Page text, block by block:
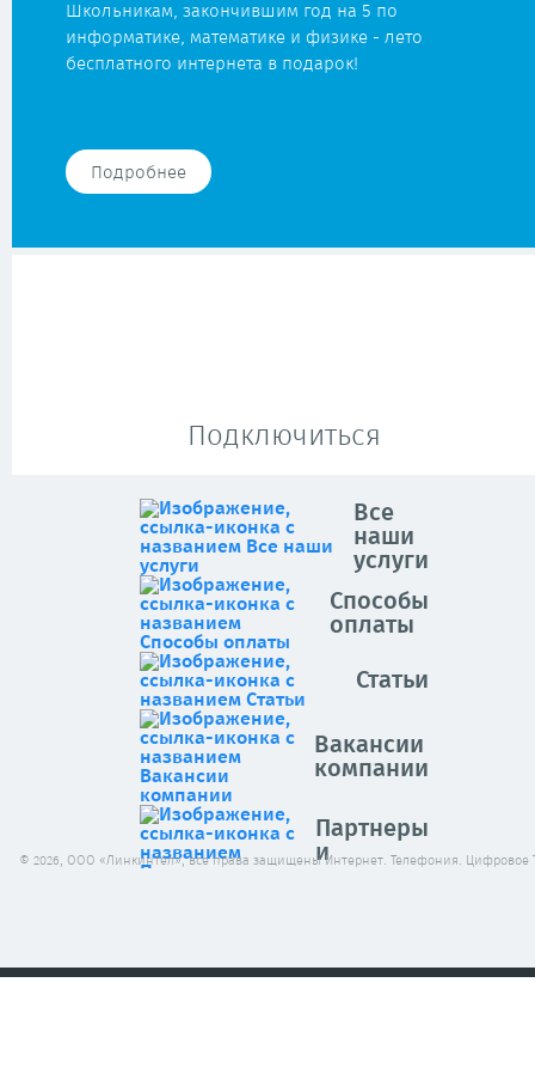
Школьникам, закончившим год на 5 по
информатике, математике и физике - лето
бесплатного интернета в подарок!
Подробнее
Подключиться
Все
наши
услуги
Способы
оплаты
Статьи
Вакансии
компании
Партнеры
и
© 2026, ООО «Линкинтел», все права защищены Интернет. Телефония. Цифровое